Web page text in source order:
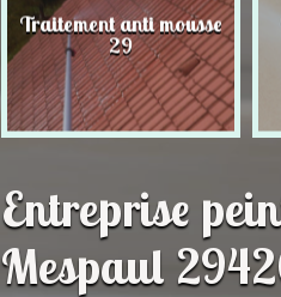
Traitement anti mousse
29
Entreprise
Mespaul